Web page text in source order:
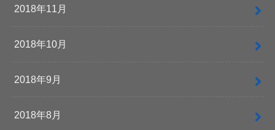
2018年11月
2018年10月
2018年9月
2018年8月